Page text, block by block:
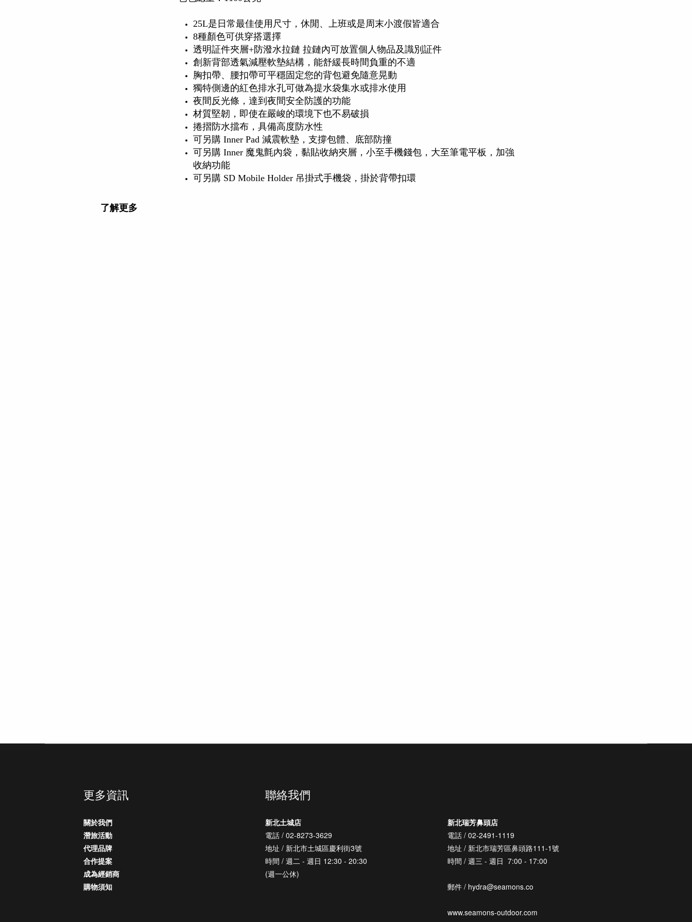
25L是日常最佳使用尺寸，休閒、上班或是周末小渡假皆適合
8種顏色可供穿搭選擇
透明証件夾層+防潑水拉鏈 拉鏈內可放置個人物品及識別証件
創新背部透氣減壓軟墊結構，能舒緩長時間負重的不適
胸扣帶、腰扣帶可平穩固定您的背包避免隨意晃動
獨特側邊的紅色排水孔可做為提水袋集水或排水使用
夜間反光條，達到夜間安全防護的功能
材質堅韌，即使在嚴峻的環境下也不易破損
捲摺防水擋布，具備高度防水性
可另購 Inner Pad 減震軟墊，支撐包體、底部防撞
可另購 Inner 魔鬼氈內袋，黏貼收納夾層，小至手機錢包，大至筆電平板，加強
收納功能
可另購 SD Mobile Holder 吊掛式手機袋，掛於背帶扣環
了解更多
更多資訊
關於我們
潛旅活動
代理品牌
合作提案
成為經銷商
購物須知
聯絡我們
新北土城店
電話 / 02-8273-3629
地址 / 新北市土城區慶利街3號
時間 / 週二 - 週日 12:30 - 20:30
(週一公休)
新北瑞芳鼻頭店
電話 / 02-2491-1119
地址 / 新北市瑞芳區鼻頭路111-1號
時間 / 週三 - 週日 7:00 - 17:00
郵件 / hydra@seamons.co
www.seamons-outdoor.com